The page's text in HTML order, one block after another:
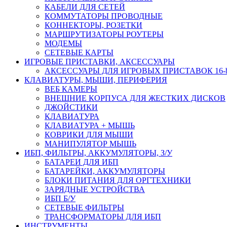
КАБЕЛИ ДЛЯ СЕТЕЙ
КОММУТАТОРЫ ПРОВОДНЫЕ
КОННЕКТОРЫ, РОЗЕТКИ
МАРШРУТИЗАТОРЫ РОУТЕРЫ
МОДЕМЫ
СЕТЕВЫЕ КАРТЫ
ИГРОВЫЕ ПРИСТАВКИ, АКСЕССУАРЫ
АКСЕССУАРЫ ДЛЯ ИГРОВЫХ ПРИСТАВОК 16-
КЛАВИАТУРЫ, МЫШИ, ПЕРИФЕРИЯ
ВЕБ КАМЕРЫ
ВНЕШНИЕ КОРПУСА ДЛЯ ЖЕСТКИХ ДИСКОВ
ДЖОЙСТИКИ
КЛАВИАТУРА
КЛАВИАТУРА + МЫШЬ
КОВРИКИ ДЛЯ МЫШИ
МАНИПУЛЯТОР МЫШЬ
ИБП, ФИЛЬТРЫ, АККУМУЛЯТОРЫ, З/У
БАТАРЕИ ДЛЯ ИБП
БАТАРЕЙКИ, АККУМУЛЯТОРЫ
БЛОКИ ПИТАНИЯ ДЛЯ ОРГТЕХНИКИ
ЗАРЯДНЫЕ УСТРОЙСТВА
ИБП Б/У
СЕТЕВЫЕ ФИЛЬТРЫ
ТРАНСФОРМАТОРЫ ДЛЯ ИБП